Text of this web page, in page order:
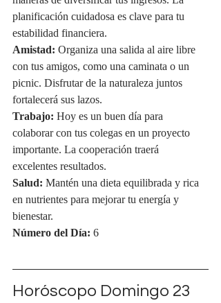
planificación cuidadosa es clave para tu
estabilidad financiera.
Amistad: Organiza una salida al aire libre
con tus amigos, como una caminata o un
picnic. Disfrutar de la naturaleza juntos
fortalecerá sus lazos.
Trabajo: Hoy es un buen día para
colaborar con tus colegas en un proyecto
importante. La cooperación traerá
excelentes resultados.
Salud: Mantén una dieta equilibrada y rica
en nutrientes para mejorar tu energía y
bienestar.
Número del Día: 6
Horóscopo Domingo 23